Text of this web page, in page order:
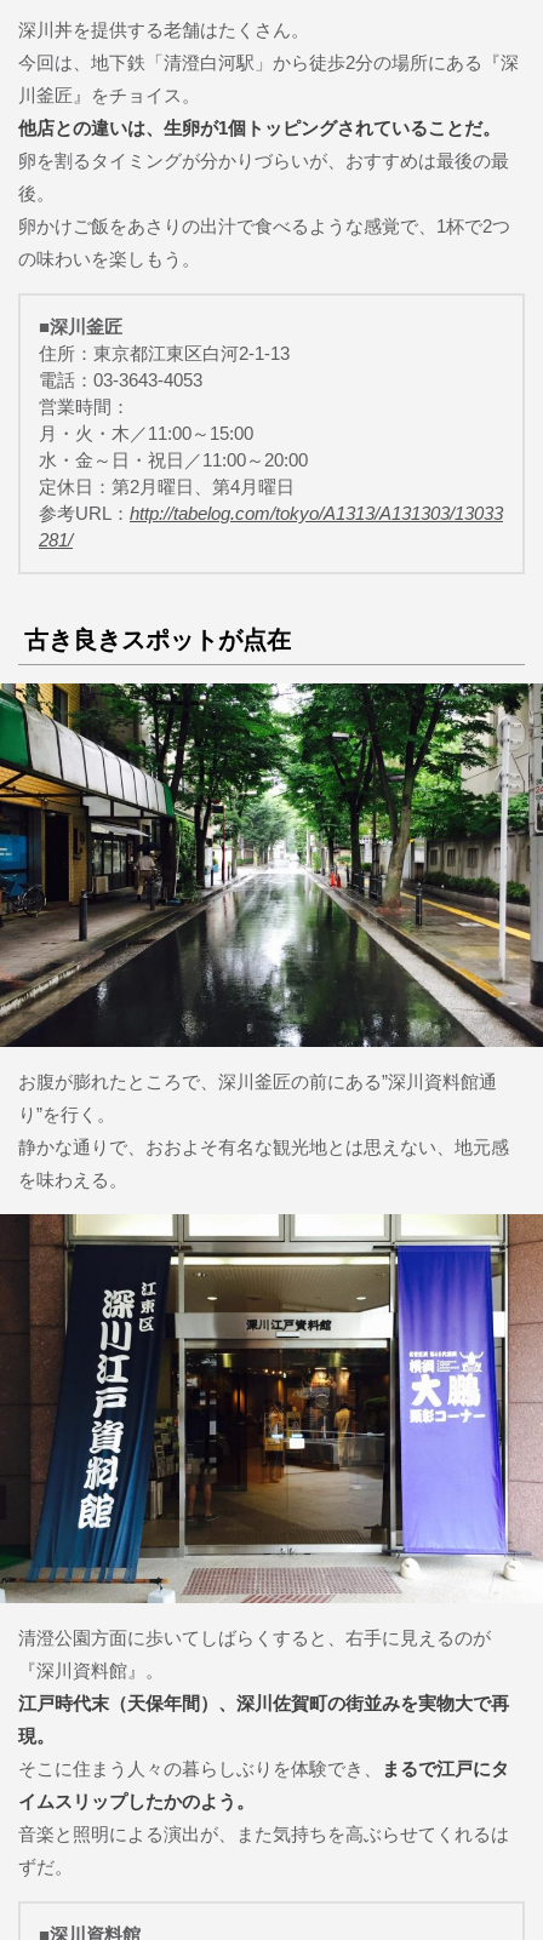
深川丼を提供する老舗はたくさん。
今回は、地下鉄「清澄白河駅」から徒歩2分の場所にある『深
川釜匠』をチョイス。
他店との違いは、生卵が1個トッピングされていることだ。
卵を割るタイミングが分かりづらいが、おすすめは最後の最
後。
卵かけご飯をあさりの出汁で食べるような感覚で、1杯で2つ
の味わいを楽しもう。
■深川釜匠
住所：東京都江東区白河2-1-13
電話：03-3643-4053
営業時間：
月・火・木／11:00～15:00
水・金～日・祝日／11:00～20:00
定休日：第2月曜日、第4月曜日
参考URL： http://tabelog.com/tokyo/A1313/A131303/13033
281/
古き良きスポットが点在
お腹が膨れたところで、深川釜匠の前にある”深川資料館通
り”を行く。
静かな通りで、おおよそ有名な観光地とは思えない、地元感
を味わえる。
清澄公園方面に歩いてしばらくすると、右手に見えるのが
『深川資料館』。
江戸時代末（天保年間）、深川佐賀町の街並みを実物大で再
現。
そこに住まう人々の暮らしぶりを体験でき、
まるで江戸にタ
イムスリップしたかのよう。
音楽と照明による演出が、また気持ちを高ぶらせてくれるは
ずだ。
■深川資料館